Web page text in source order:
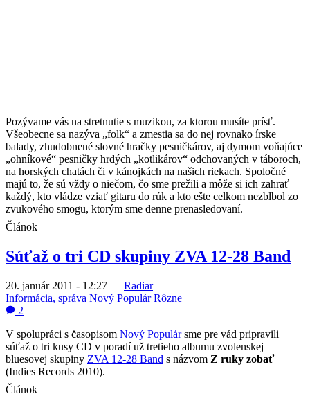
Pozývame vás na stretnutie s muzikou, za ktorou musíte prísť.
Všeobecne sa nazýva „folk“ a zmestia sa do nej rovnako írske
balady, zhudobnené slovné hračky pesničkárov, aj dymom voňajúce
„ohníkové“ pesničky hrdých „kotlikárov“ odchovaných v táboroch,
na horských chatách či v kánojkách na našich riekach. Spoločné
majú to, že sú vždy o niečom, čo sme prežili a môže si ich zahrať
každý, kto vládze vziať gitaru do rúk a kto ešte celkom nezblbol zo
zvukového smogu, ktorým sme denne prenasledovaní.
Článok
Súťaž o tri CD skupiny ZVA 12-28 Band
20. január 2011 - 12:27 — Radiar
Informácia, správa Nový Populár Rôzne
2
V spolupráci s časopisom Nový Populársme pre vád pripravili
súťaž o tri kusy CD v poradí už tretieho albumu zvolenskej
bluesovej skupiny ZVA 12-28 Band s názvom Z ruky zobať
(Indies Records 2010).
Článok